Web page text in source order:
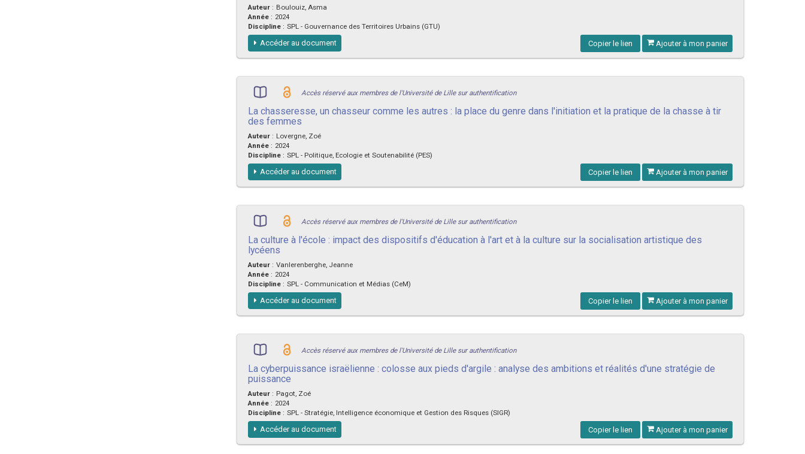
Auteur : Boulouiz, Asma
Année : 2024
Discipline : SPL - Gouvernance des Territoires Urbains (GTU)
Copier le lien Ajouter à mon panier
Accéder au document
Accès réservé aux membres de l'Université de Lille sur authentification
La chasseresse, un chasseur comme les autres : la place du genre dans l'initiation et la pratique de la chasse à tir
des femmes
Auteur : Lovergne, Zoé
Année : 2024
Discipline : SPL - Politique, Ecologie et Soutenabilité (PES)
Copier le lien Ajouter à mon panier
Accéder au document
Accès réservé aux membres de l'Université de Lille sur authentification
La culture à l'école : impact des dispositifs d'éducation à l'art et à la culture sur la socialisation artistique des
lycéens
Auteur : Vanlerenberghe, Jeanne
Année : 2024
Discipline : SPL - Communication et Médias (CeM)
Copier le lien Ajouter à mon panier
Accéder au document
Accès réservé aux membres de l'Université de Lille sur authentification
La cyberpuissance israëlienne : colosse aux pieds d'argile : analyse des ambitions et réalités d'une stratégie de
puissance
Auteur : Pagot, Zoé
Année : 2024
Discipline : SPL - Stratégie, Intelligence économique et Gestion des Risques (SIGR)
Copier le lien Ajouter à mon panier
Accéder au document